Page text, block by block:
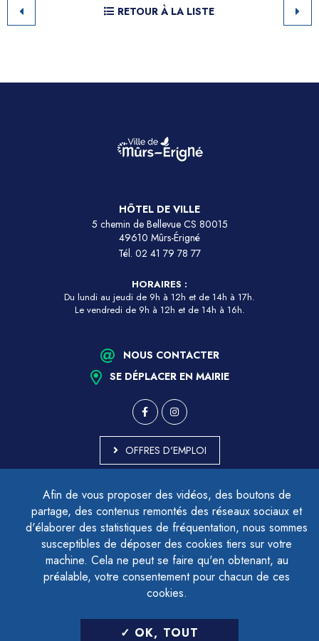
Afin de vous proposer des vidéos, des boutons de
partage, des contenus remontés des réseaux sociaux et
d'élaborer des statistiques de fréquentation, nous sommes
susceptibles de déposer des cookies tiers sur votre
machine. Cela ne peut se faire qu'en obtenant, au
préalable, votre consentement pour chacun de ces
cookies.
OK, TOUT
RETOUR À LA LISTE
HÔTEL DE VILLE
5 chemin de Bellevue CS 80015
49610 Mûrs-Érigné
Tél. 02 41 79 78 77
HORAIRES :
Du lundi au jeudi de 9h à 12h et de 14h à 17h.
Le vendredi de 9h à 12h et de 14h à 16h.
NOUS CONTACTER
SE DÉPLACER EN MAIRIE
OFFRES D'EMPLOI
ACCESSIBILITÉ - PARTIELLEMENT CONFORME
PLAN DU SITE
MENTIONS LÉGALES
CONTACTER LE DÉLÉGUÉ À LA PROTECTION DES DONNÉES
GESTION DES COOKIES
LETTRE D'INFORMATION